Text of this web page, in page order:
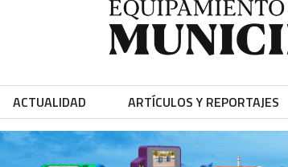
ACTUALIDAD ARTÍCULOS Y REPORTAJES